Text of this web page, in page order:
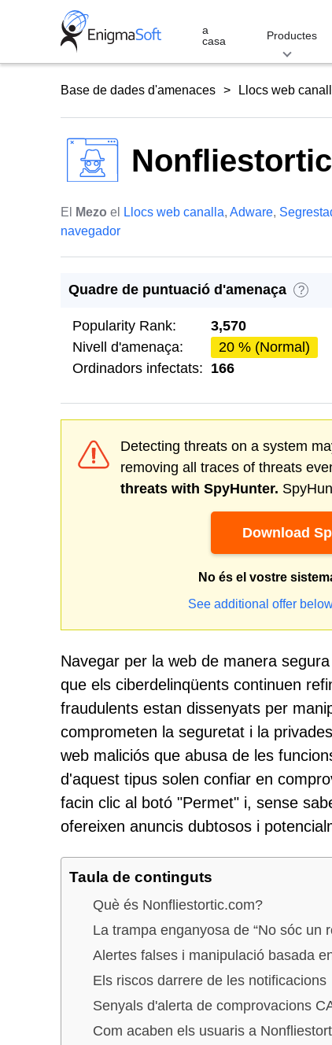
a
casa
Productes
Base de dades d'amenaces Llocs web
El Mezo el Llocs web canalla, Adware,
navegador
Quadre de puntuació d'amenaça ?
Popularity Rank:
3,570
Nivell d'amenaça:
20 % (Normal)
Ordinadors infectats: 166
Detecting threats on a system
removing all traces of threats
threats with SpyHunter.
Download
No és el vostre
See additional offer
Navegar per la web de manera
que els ciberdelinqüents continuen
fraudulents estan dissenyats per
comprometen la seguretat i la
web maliciós que abusa de les
d'aquest tipus solen confiar en
facin clic al botó "Permet" i, sense
ofereixen anuncis dubtosos i
Taula de continguts
Què és Nonfliestortic.com?
La trampa enganyosa de “No sóc un
Alertes falses i manipulació basada
Els riscos darrere de les notificacions
Senyals d'alerta de comprovacions
Com acaben els usuaris a